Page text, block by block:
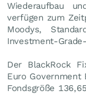
Wiederaufbau
verfügen zum
Moodys,
Investment-
Der BlackRock
Euro Government
Fondsgröße